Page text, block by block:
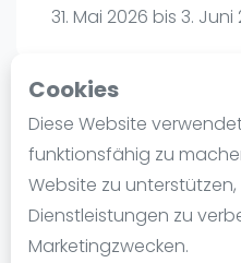
Cookies
Diese Website
funktionsfähig zu
Website zu
Dienstleistungen zu
Marketingzwecken.
FIP Männer
Blog
Die Geschichte von Padel
Regeln und Punktzählung
Padel Schläge
31. Mai 2026 bis 3. Juni
Playtomic
Padel Seasons |
Paul-Ehrlich-Weg 6
80999München